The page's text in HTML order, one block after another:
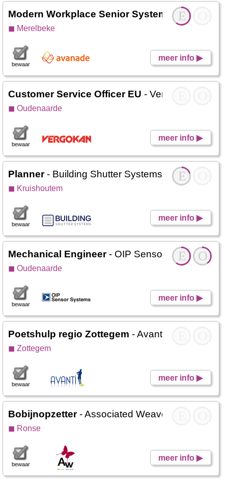
E
Modern Workplace Senior System Engineer -
◼ Merelbeke
meer info ▶
bewaar
Customer Service Officer EU - Vergokan
◼ Oudenaarde
meer info ▶
bewaar
E
Planner- Building Shutter Systems
◼ Kruishoutem
meer info ▶
bewaar
O
E
Mechanical Engineer- OIP Sensor Systems
◼ Oudenaarde
meer info ▶
bewaar
Poetshulp regio Zottegem - Avanti DC
◼ Zottegem
meer info ▶
bewaar
Bobijnopzetter- Associated Weavers
◼ Ronse
meer info ▶
bewaar